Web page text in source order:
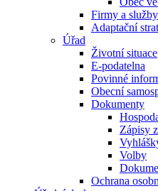
Firmy a
Adaptační
Úřad
Životní situace
E-podatelna
Povinné
Obecní
Dokumenty
Zápisy
Volby
Ochrana